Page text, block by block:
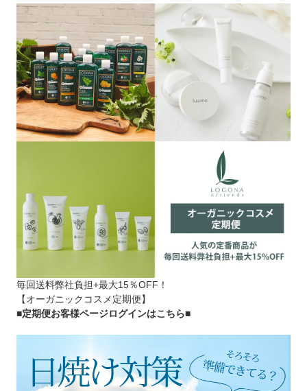
毎回送料弊社負担+最大15％OFF！
【オーガニックコスメ定期便】
■定期便お客様ページログインはこちら■